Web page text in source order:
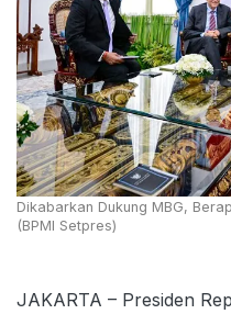
Dikabarkan Dukung MBG,
(BPMI Setpres)
JAKARTA – Presiden